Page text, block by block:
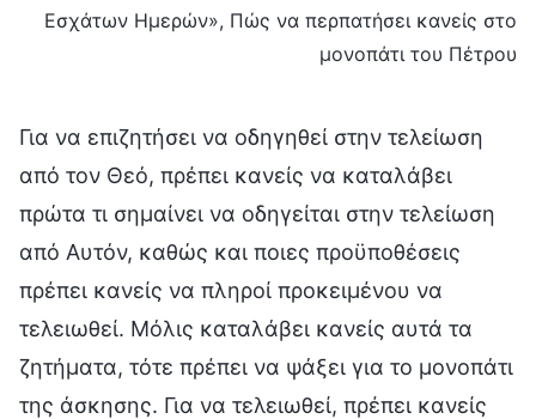
Εσχάτων Ημερών», Πώς να περπατήσει κανείς στο
μονοπάτι του Πέτρου
Για να επιζητήσει να οδηγηθεί στην τελείωση
από τον Θεό, πρέπει κανείς να καταλάβει
πρώτα τι σημαίνει να οδηγείται στην τελείωση
από Αυτόν, καθώς και ποιες προϋποθέσεις
πρέπει κανείς να πληροί προκειμένου να
τελειωθεί. Μόλις καταλάβει κανείς αυτά τα
ζητήματα, τότε πρέπει να ψάξει για το μονοπάτι
της άσκησης. Για να τελειωθεί, πρέπει κανείς